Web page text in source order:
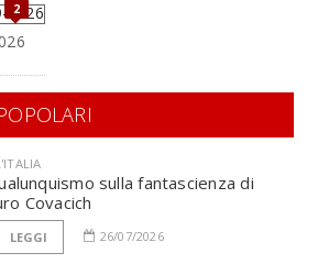
2
sulla fantascienza di
Covacich
LEGGI 26/07/2026